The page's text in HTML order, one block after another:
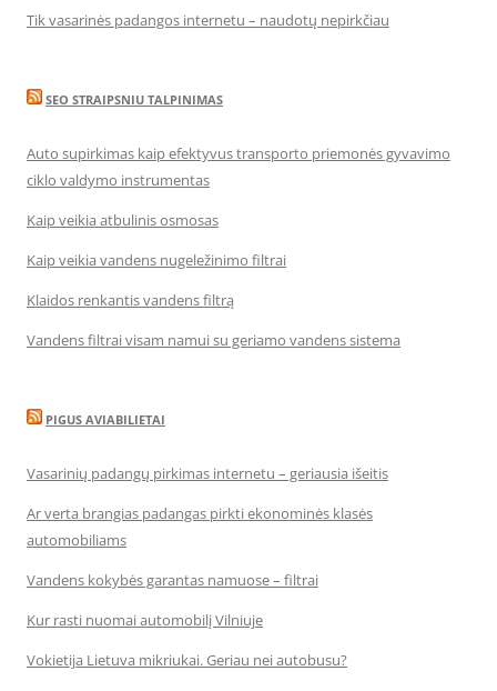
Tik vasarinės padangos internetu – naudotų nepirkčiau
SEO STRAIPSNIU TALPINIMAS
Auto supirkimas kaip efektyvus transporto priemonės gyvavimo
ciklo valdymo instrumentas
Kaip veikia atbulinis osmosas
Kaip veikia vandens nugeležinimo filtrai
Klaidos renkantis vandens filtrą
Vandens filtrai visam namui su geriamo vandens sistema
PIGUS AVIABILIETAI
Vasarinių padangų pirkimas internetu – geriausia išeitis
Ar verta brangias padangas pirkti ekonominės klasės
automobiliams
Vandens kokybės garantas namuose – filtrai
Kur rasti nuomai automobilį Vilniuje
Vokietija Lietuva mikriukai. Geriau nei autobusu?